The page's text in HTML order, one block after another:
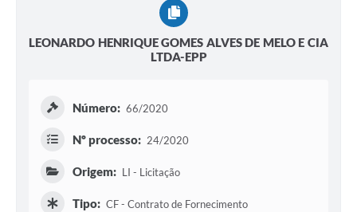
LEONARDO HENRIQUE GOMES ALVES DE MELO E CIA
LTDA-EPP
Número: 66/2020
Nº processo: 24/2020
Origem: LI - Licitação
Tipo: CF - Contrato de Fornecimento